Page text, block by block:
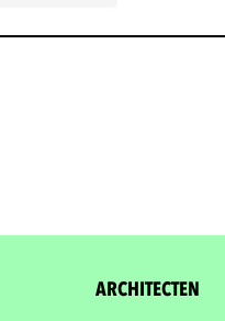
ARCHITECTEN